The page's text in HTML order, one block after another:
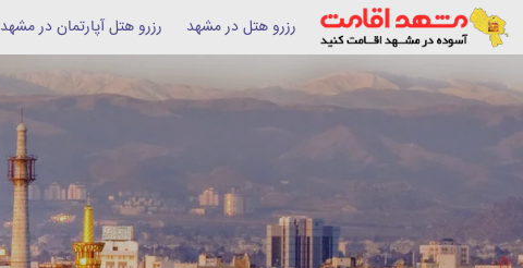
رزرو هتل در مشهد رزرو هتل آپارتمان در مشهد